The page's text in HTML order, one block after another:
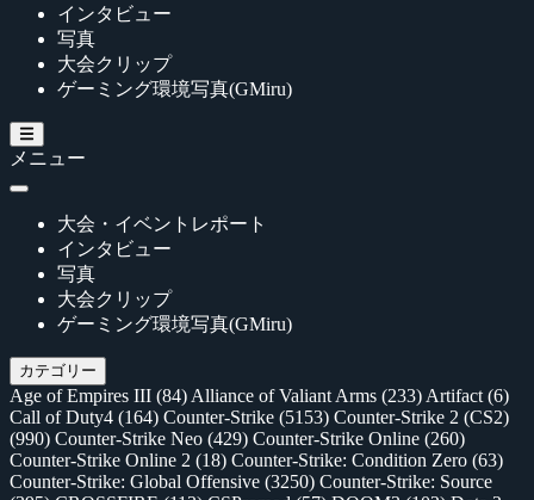
インタビュー
写真
大会クリップ
ゲーミング環境写真(GMiru)
メニュー
大会・イベントレポート
インタビュー
写真
大会クリップ
ゲーミング環境写真(GMiru)
カテゴリー
Age of Empires III (84) Alliance of Valiant Arms (233) Artifact (6)
Call of Duty4 (164) Counter-Strike (5153) Counter-Strike 2 (CS2)
(990) Counter-Strike Neo (429) Counter-Strike Online (260)
Counter-Strike Online 2 (18) Counter-Strike: Condition Zero (63)
Counter-Strike: Global Offensive (3250) Counter-Strike: Source